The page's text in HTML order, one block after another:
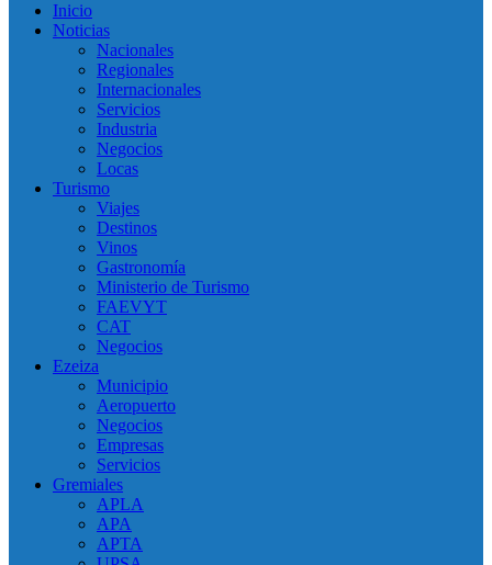
Inicio
Noticias
Nacionales
Regionales
Internacionales
Servicios
Industria
Negocios
Locas
Turismo
Viajes
Destinos
Vinos
Gastronomía
Ministerio de Turismo
FAEVYT
CAT
Negocios
Ezeiza
Municipio
Aeropuerto
Negocios
Empresas
Servicios
Gremiales
APLA
APA
APTA